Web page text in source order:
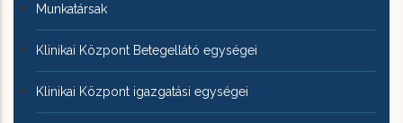
Munkatársak
Klinikai Központ Betegellátó egységei
Klinikai Központ igazgatási egységei